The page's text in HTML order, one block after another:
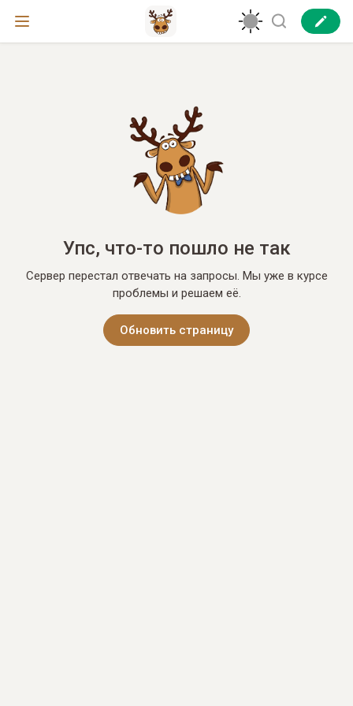
Упс, что-то пошло не так
Сервер перестал отвечать на запросы. Мы уже в курсе
проблемы и решаем её.
Обновить страницу